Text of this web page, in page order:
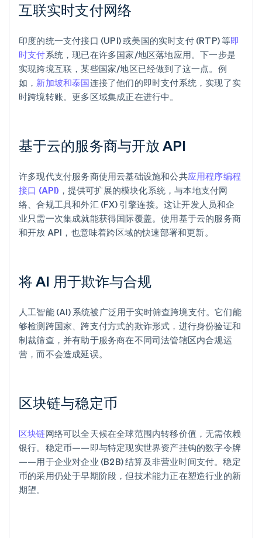
互联实时支付网络
印度的统一支付接口 (UPI) 或美国的实时支付 (RTP) 等即
时支付系统，现已在许多国家/地区落地应用。下一步是
实现跨境互联，某些国家/地区已经做到了这一点。例
如， 新加坡和泰国连接了他们的即时支付系统，实现了实
时跨境转账。更多区域集成正在进行中。
基于云的服务商与开放 API
许多现代支付服务商使用云基础设施和公共应用程序编程
接口 (API) ，提供可扩展的模块化系统，与本地支付网
络、合规工具和外汇 (FX) 引擎连接。这让开发人员和企
业只需一次集成就能获得国际覆盖。使用基于云的服务商
和开放 API，也意味着跨区域的快速部署和更新。
将 AI 用于欺诈与合规
人工智能 (AI) 系统被广泛用于实时筛查跨境支付。它们能
够检测跨国家、跨支付方式的欺诈形式，进行身份验证和
制裁筛查，并有助于服务商在不同司法管辖区内合规运
营，而不会造成延误。
区块链与稳定币
区块链网络可以全天候在全球范围内转移价值，无需依赖
银行。稳定币——即与特定现实世界资产挂钩的数字令牌
——用于企业对企业 (B2B) 结算及非营业时间支付。稳定
币的采用仍处于早期阶段，但技术能力正在塑造行业的新
期望。